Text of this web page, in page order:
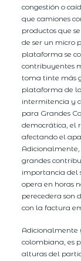
congestión o
que camiones
productos que
de ser un micro
plataforma se
contribuyentes
toma tinte más
plataforma de
intermitencia y
para Grandes
democrática, el
afectando el
grandes
importancia del
opera en horas
perecedera son
con la factura
Adicionalmente
colombiana, es
alturas del